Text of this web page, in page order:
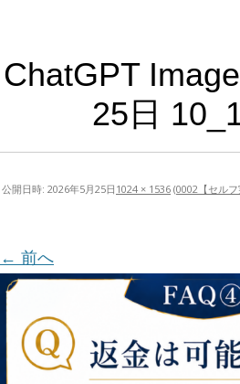
ChatGPT
25日
公開日時: 2026年5月25日 1024 × 1536 (0002【セル
← 前へ